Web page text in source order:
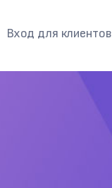
Вход для клиентов